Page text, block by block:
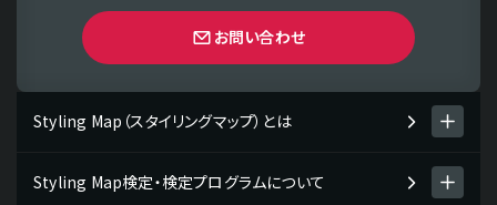
お問い合わせ
Styling Map（スタイリングマップ）とは
Styling Map（スタイリングマップ）とは
Styling Map検定・検定プログラムについて